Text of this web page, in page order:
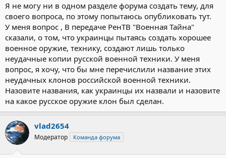
Я не могу ни в одном разделе форума создать тему, для
своего вопроса, по этому попытаюсь опубликовать тут.
У меня вопрос , В передаче РенТВ "Военная Тайна"
сказали, о том, что украинцы пытаясь создать хорошее
военное оружие, технику, создают лишь только
неудачные копии русской военной техники. У меня
вопрос, я хочу, что бы мне перечислили название этих
неудачных клонов российской военной техники.
Назовите названия, как украинцы их назвали и назовите
на какое русское оружие клон был сделан.
vlad2654
Модератор Команда форума